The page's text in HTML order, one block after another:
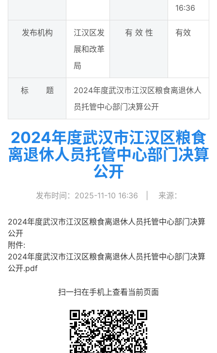
16:36
发布机构
江汉区发
展和改革
局
有 效 性 有效
标 题
2024年度武汉市江汉区粮食离退休人
员托管中心部门决算公开
2024年度武汉市江汉区粮食
离退休人员托管中心部门决算
公开
发布时间：2025-11-10 16:36 来源：
2024年度武汉市江汉区粮食离退休人员托管中心部门决算
公开
附件:
2024年度武汉市江汉区粮食离退休人员托管中心部门决算
公开.pdf
扫一扫在手机上查看当前页面